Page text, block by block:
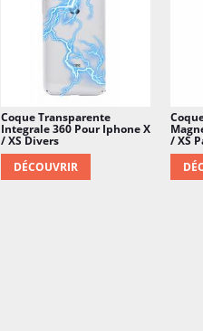
Coque Transparente
Integrale 360 Pour Iphone X
/ XS Divers
DÉCOUVRIR
/ XS